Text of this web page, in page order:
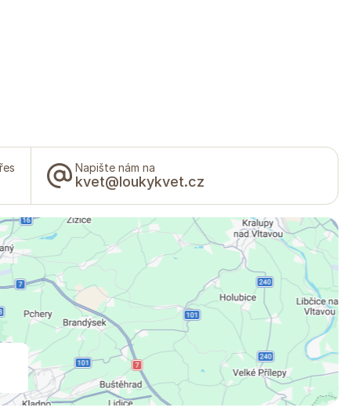
Napište nám na
kvet@loukykvet.cz